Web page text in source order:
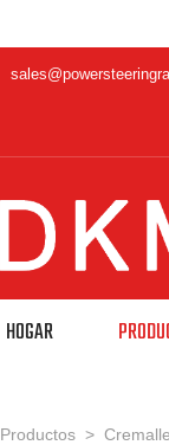
HOGAR
Productos >